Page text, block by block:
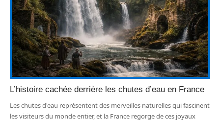
L’histoire cachée derrière les chutes d’eau en France
Les chutes d'eau représentent des merveilles naturelles qui fascinent
les visiteurs du monde entier, et la France regorge de ces joyaux